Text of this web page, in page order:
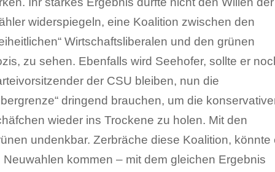
widerspiegeln, eine Koalition zwischen den
Wirtschaftsliberalen und den grünen
zu sehen. Ebenfalls wird Seehofer, sollte er
der CSU bleiben, nun die
dringend brauchen, um die
wieder ins Trockene zu holen. Mit den
undenkbar. Zerbräche diese Koalition, könnte
Neuwahlen kommen – mit dem gleichen Ergebnis